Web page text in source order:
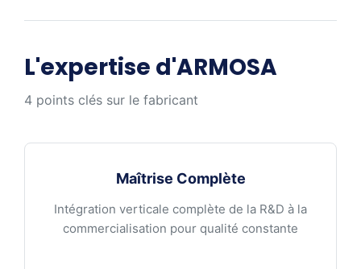
L'expertise d'ARMOSA
4 points clés sur le fabricant
Maîtrise Complète
Intégration verticale complète de la R&D à la
commercialisation pour qualité constante